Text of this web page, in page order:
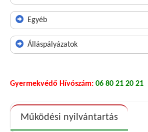
Egyéb
Álláspályázatok
Gyermekvédő Hívószám: 06 80 21 20 21
Működési nyilvántartás